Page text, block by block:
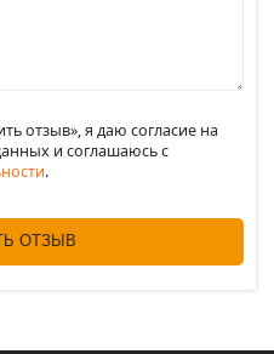
отзыв», я даю согласие на
и соглашаюсь c
.
ОТЗЫВ